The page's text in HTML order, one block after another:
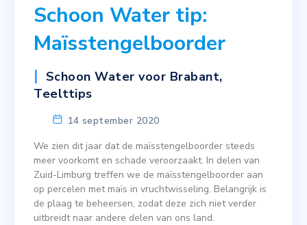
Schoon Water tip:
Maïsstengelboorder
Schoon Water voor Brabant,
Teelttips
14 september 2020
We zien dit jaar dat de maïsstengelboorder steeds
meer voorkomt en schade veroorzaakt. In delen van
Zuid-Limburg treffen we de maïsstengelboorder aan
op percelen met maïs in vruchtwisseling. Belangrijk is
de plaag te beheersen, zodat deze zich niet verder
uitbreidt naar andere delen van ons land.